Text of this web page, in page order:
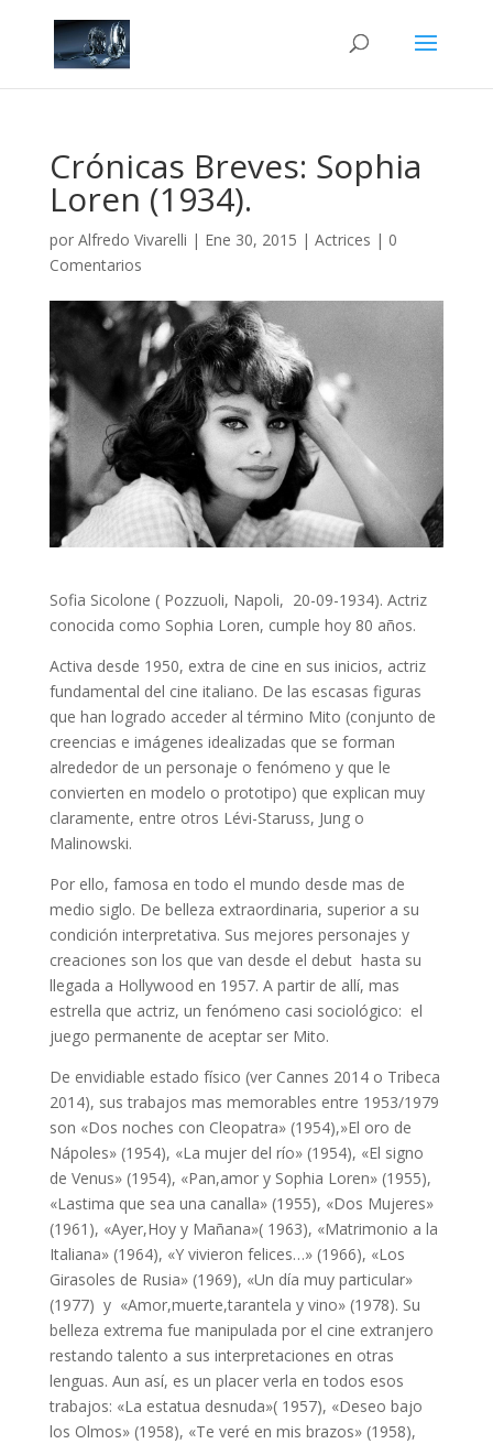
Crónicas Breves: Sophia
Loren (1934).
por Alfredo Vivarelli | Ene 30, 2015 | Actrices | 0
Comentarios
Sofia Sicolone ( Pozzuoli, Napoli, 20-09-1934). Actriz
conocida como Sophia Loren, cumple hoy 80 años.
Activa desde 1950, extra de cine en sus inicios, actriz
fundamental del cine italiano. De las escasas figuras
que han logrado acceder al término Mito (conjunto de
creencias e imágenes idealizadas que se forman
alrededor de un personaje o fenómeno y que le
convierten en modelo o prototipo) que explican muy
claramente, entre otros Lévi-Staruss, Jung o
Malinowski.
Por ello, famosa en todo el mundo desde mas de
medio siglo. De belleza extraordinaria, superior a su
condición interpretativa. Sus mejores personajes y
creaciones son los que van desde el debut hasta su
llegada a Hollywood en 1957. A partir de allí, mas
estrella que actriz, un fenómeno casi sociológico: el
juego permanente de aceptar ser Mito.
De envidiable estado físico (ver Cannes 2014 o Tribeca
2014), sus trabajos mas memorables entre 1953/1979
son «Dos noches con Cleopatra» (1954),»El oro de
Nápoles» (1954), «La mujer del río» (1954), «El signo
de Venus» (1954), «Pan,amor y Sophia Loren» (1955),
«Lastima que sea una canalla» (1955), «Dos Mujeres»
(1961), «Ayer,Hoy y Mañana»( 1963), «Matrimonio a la
Italiana» (1964), «Y vivieron felices…» (1966), «Los
Girasoles de Rusia» (1969), «Un día muy particular»
(1977) y «Amor,muerte,tarantela y vino» (1978). Su
belleza extrema fue manipulada por el cine extranjero
restando talento a sus interpretaciones en otras
lenguas. Aun así, es un placer verla en todos esos
trabajos: «La estatua desnuda»( 1957), «Deseo bajo
los Olmos» (1958), «Te veré en mis brazos» (1958),